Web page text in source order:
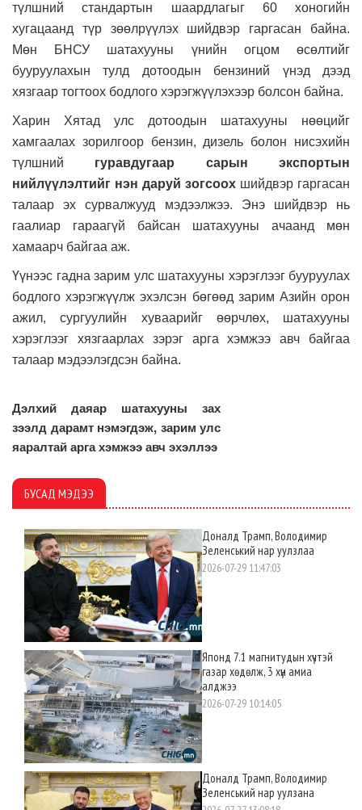
түлшний стандартын шаардлагыг 60 хоногийн
хугацаанд түр зөөлрүүлэх шийдвэр гаргасан байна.
Мөн БНСУ шатахууны үнийн огцом өсөлтийг
бууруулахын тулд дотоодын бензиний үнэд дээд
хязгаар тогтоох бодлого хэрэгжүүлэхээр болсон байна.
Харин Хятад улс дотоодын шатахууны нөөцийг
хамгаалах зорилгоор бензин, дизель болон нисэхийн
түлшний гуравдугаар сарын экспортын
нийлүүлэлтийг нэн даруй зогсоох шийдвэр гаргасан
талаар эх сурвалжууд мэдээлжээ. Энэ шийдвэр нь
гаалиар гараагүй байсан шатахууны ачаанд мөн
хамаарч байгаа аж.
Үүнээс гадна зарим улс шатахууны хэрэглээг бууруулах
бодлого хэрэгжүүлж эхэлсэн бөгөөд зарим Азийн орон
ажил, сургуулийн хуваарийг өөрчлөх, шатахууны
хэрэглээг хязгаарлах зэрэг арга хэмжээ авч байгаа
талаар мэдээлэгдсэн байна.
Дэлхий даяар шатахууны зах
зээлд дарамт нэмэгдэж, зарим улс
яаралтай арга хэмжээ авч эхэллээ
БУСАД МЭДЭЭ
Доналд Трамп, Володимир
Зеленський нар уулзлаа
2026-07-29 11:47:03
Японд 7.1 магнитудын хүчтэй
газар хөдөлж, 3 хүн амиа
алджээ
2026-07-29 10:14:05
Доналд Трамп, Володимир
Зеленський нар уулзана